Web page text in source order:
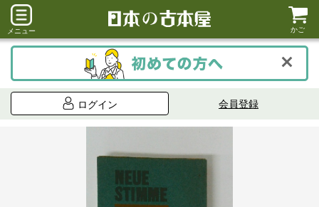
メニュー かご
ログイン 会員登録